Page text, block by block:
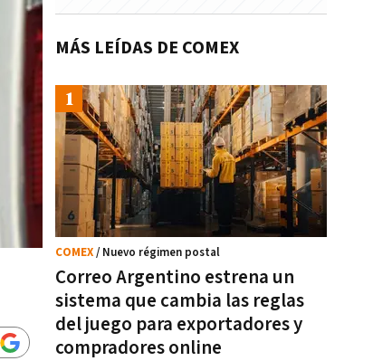
MÁS LEÍDAS DE COMEX
Correo Argentino estrena un
sistema que cambia las reglas
del juego para exportadores y
compradores online
COMEX/ Nuevo régimen postal